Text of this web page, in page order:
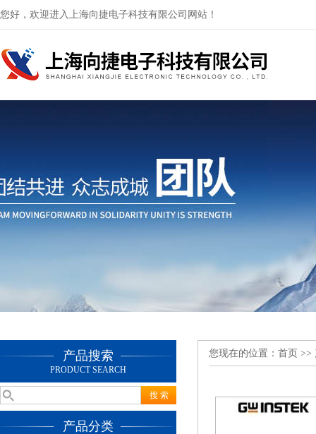
您好，欢迎进入上海向捷电子科技有限公司网站！
产品搜索
PRODUCT SEARCH
产品分类
您现在的位置： 首页 >>